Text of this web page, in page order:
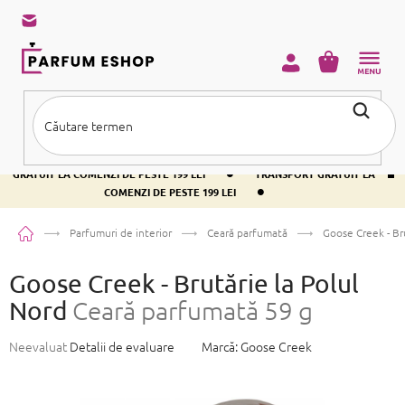
conținut
TRANSPORT GRATUIT LA COMENZI DE PESTE 199 LEI •
TRANSPORT
GRATUIT LA COMENZI DE PESTE 199 LEI
•
TRANSPORT GRATUIT LA
COMENZI DE PESTE 199 LEI
•
COŞ
Acasă Parfumuri de interior Ceară parfumată Goose Creek -
Goose Creek - Brutărie la Polul
Nord Ceară parfumată 59 g
Evaluarea
Neevaluat Detalii de evaluare Marcă: Goose Creek